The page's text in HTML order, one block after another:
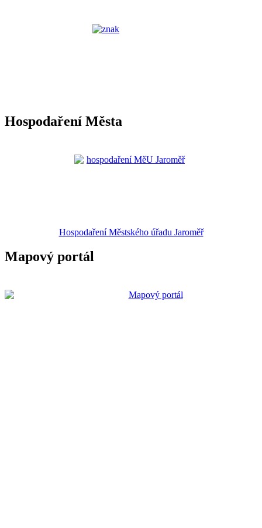
Hospodaření Města
Hospodaření Městského úřadu Jaroměř
Mapový portál